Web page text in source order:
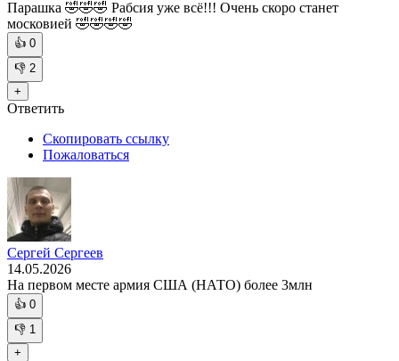
Парашка 🤣🤣🤣 Рабсия уже всё!!! Очень скоро станет
московией 🤣🤣🤣🤣
👍 0
👎 2
+
Ответить
Скопировать ссылку
Пожаловаться
Сергей Сергеев
14.05.2026
На первом месте армия США (НАТО) более 3млн
👍 0
👎 1
+